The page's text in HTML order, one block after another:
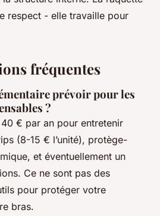
respect - elle travaille pour
fréquentes
prévoir pour les
?
€ par an pour entretenir
(8-15 € l’unité), protège-
et éventuellement un
Ce ne sont pas des
pour protéger votre
bras.